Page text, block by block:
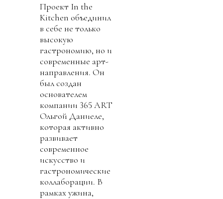
Проект In the
Kitchen объединил
в себе не только
высокую
гастрономию, но и
современные арт-
направления. Он
был создан
основателем
компании 365 ART
Ольгой Даниеле,
которая активно
развивает
современное
искусство и
гастрономические
коллаборации. В
рамках ужина,